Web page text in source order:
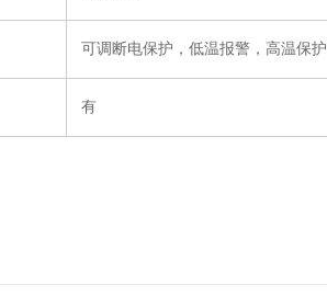
可调断电保护，低温报警，高温保护
有